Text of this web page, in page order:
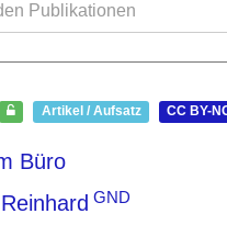
Artikel / Aufsatz CC BY-
Büro
GND